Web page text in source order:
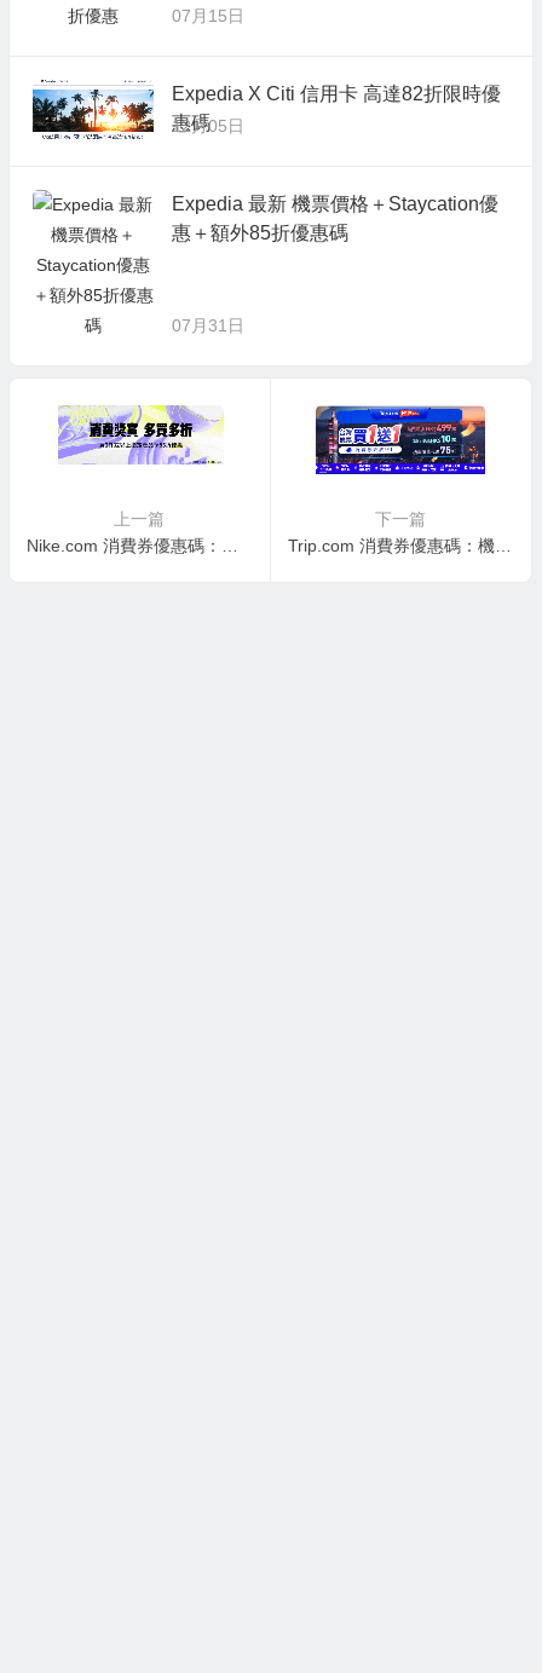
07月15日
Expedia X Citi 信用卡 高達82折限時優
惠碼
12月05日
Expedia 最新 機票價格＋Staycation優
惠＋額外85折優惠碼
07月31日
上一篇
下一篇